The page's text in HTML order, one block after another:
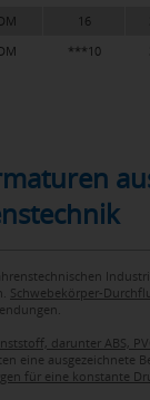
16
***10
Schwebekörper-
darunter ABS,
eine
für eine konstante